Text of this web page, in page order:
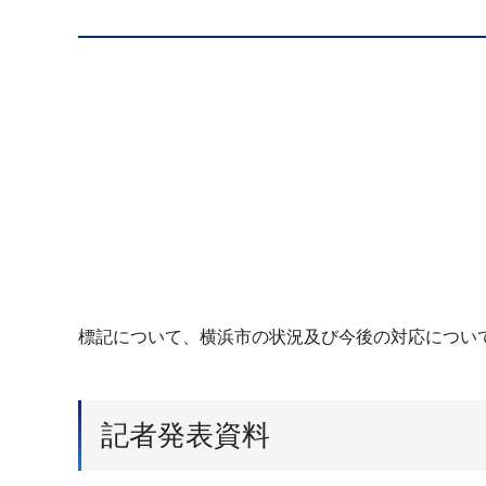
標記について、横浜市の状況及び今後の対応につい
記者発表資料